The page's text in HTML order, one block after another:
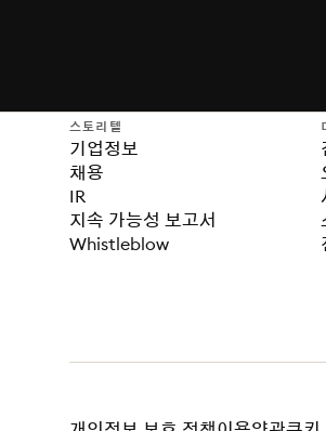
스토리텔
기업정보
채용
IR
지속 가능성 보고서
Whistleblow